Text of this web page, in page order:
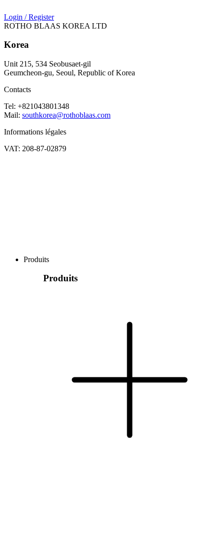
Login / Register
ROTHO BLAAS KOREA LTD
Korea
Unit 215, 534 Seobusaet-gil
Geumcheon-gu, Seoul, Republic of Korea
Contacts
Tel: +821043801348
Mail: southkorea@rothoblaas.com
Informations légales
VAT: 208-87-02879
Produits
Produits